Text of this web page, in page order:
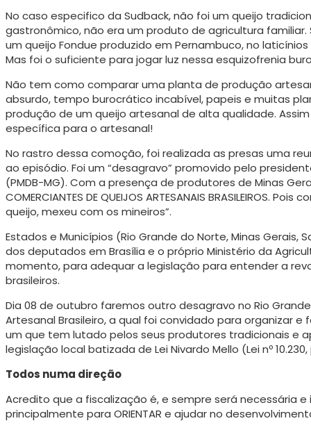
No caso especifico da Sudback, não foi um queijo
gastronômico, não era um produto de agricultura
um queijo Fondue produzido em Pernambuco, no
Mas foi o suficiente para jogar luz nessa esquizofrenia
Não tem como comparar uma planta de produção
absurdo, tempo burocrático incabível, papeis e muitas
produção de um queijo artesanal de alta qualidade.
específica para o artesanal!
No rastro dessa comoção, foi realizada as presas uma
ao episódio. Foi um “desagravo” promovido pelo
(PMDB-MG). Com a presença de produtores de Minas
COMERCIANTES DE QUEIJOS ARTESANAIS BRASILEIROS.
queijo, mexeu com os mineiros”.
Estados e Municípios (Rio Grande do Norte, Minas Gerais,
dos deputados em Brasília e o próprio Ministério da
momento, para adequar a legislação para entender a
brasileiros.
Dia 08 de outubro faremos outro desagravo no Rio
Artesanal Brasileiro, a qual foi convidado para organizar
um que tem lutado pelos seus produtores tradicionais e
legislação local batizada de Lei Nivardo Mello (Lei nº
Todos numa direção
Acredito que a fiscalização é, e sempre será necessária
principalmente para ORIENTAR e ajudar no